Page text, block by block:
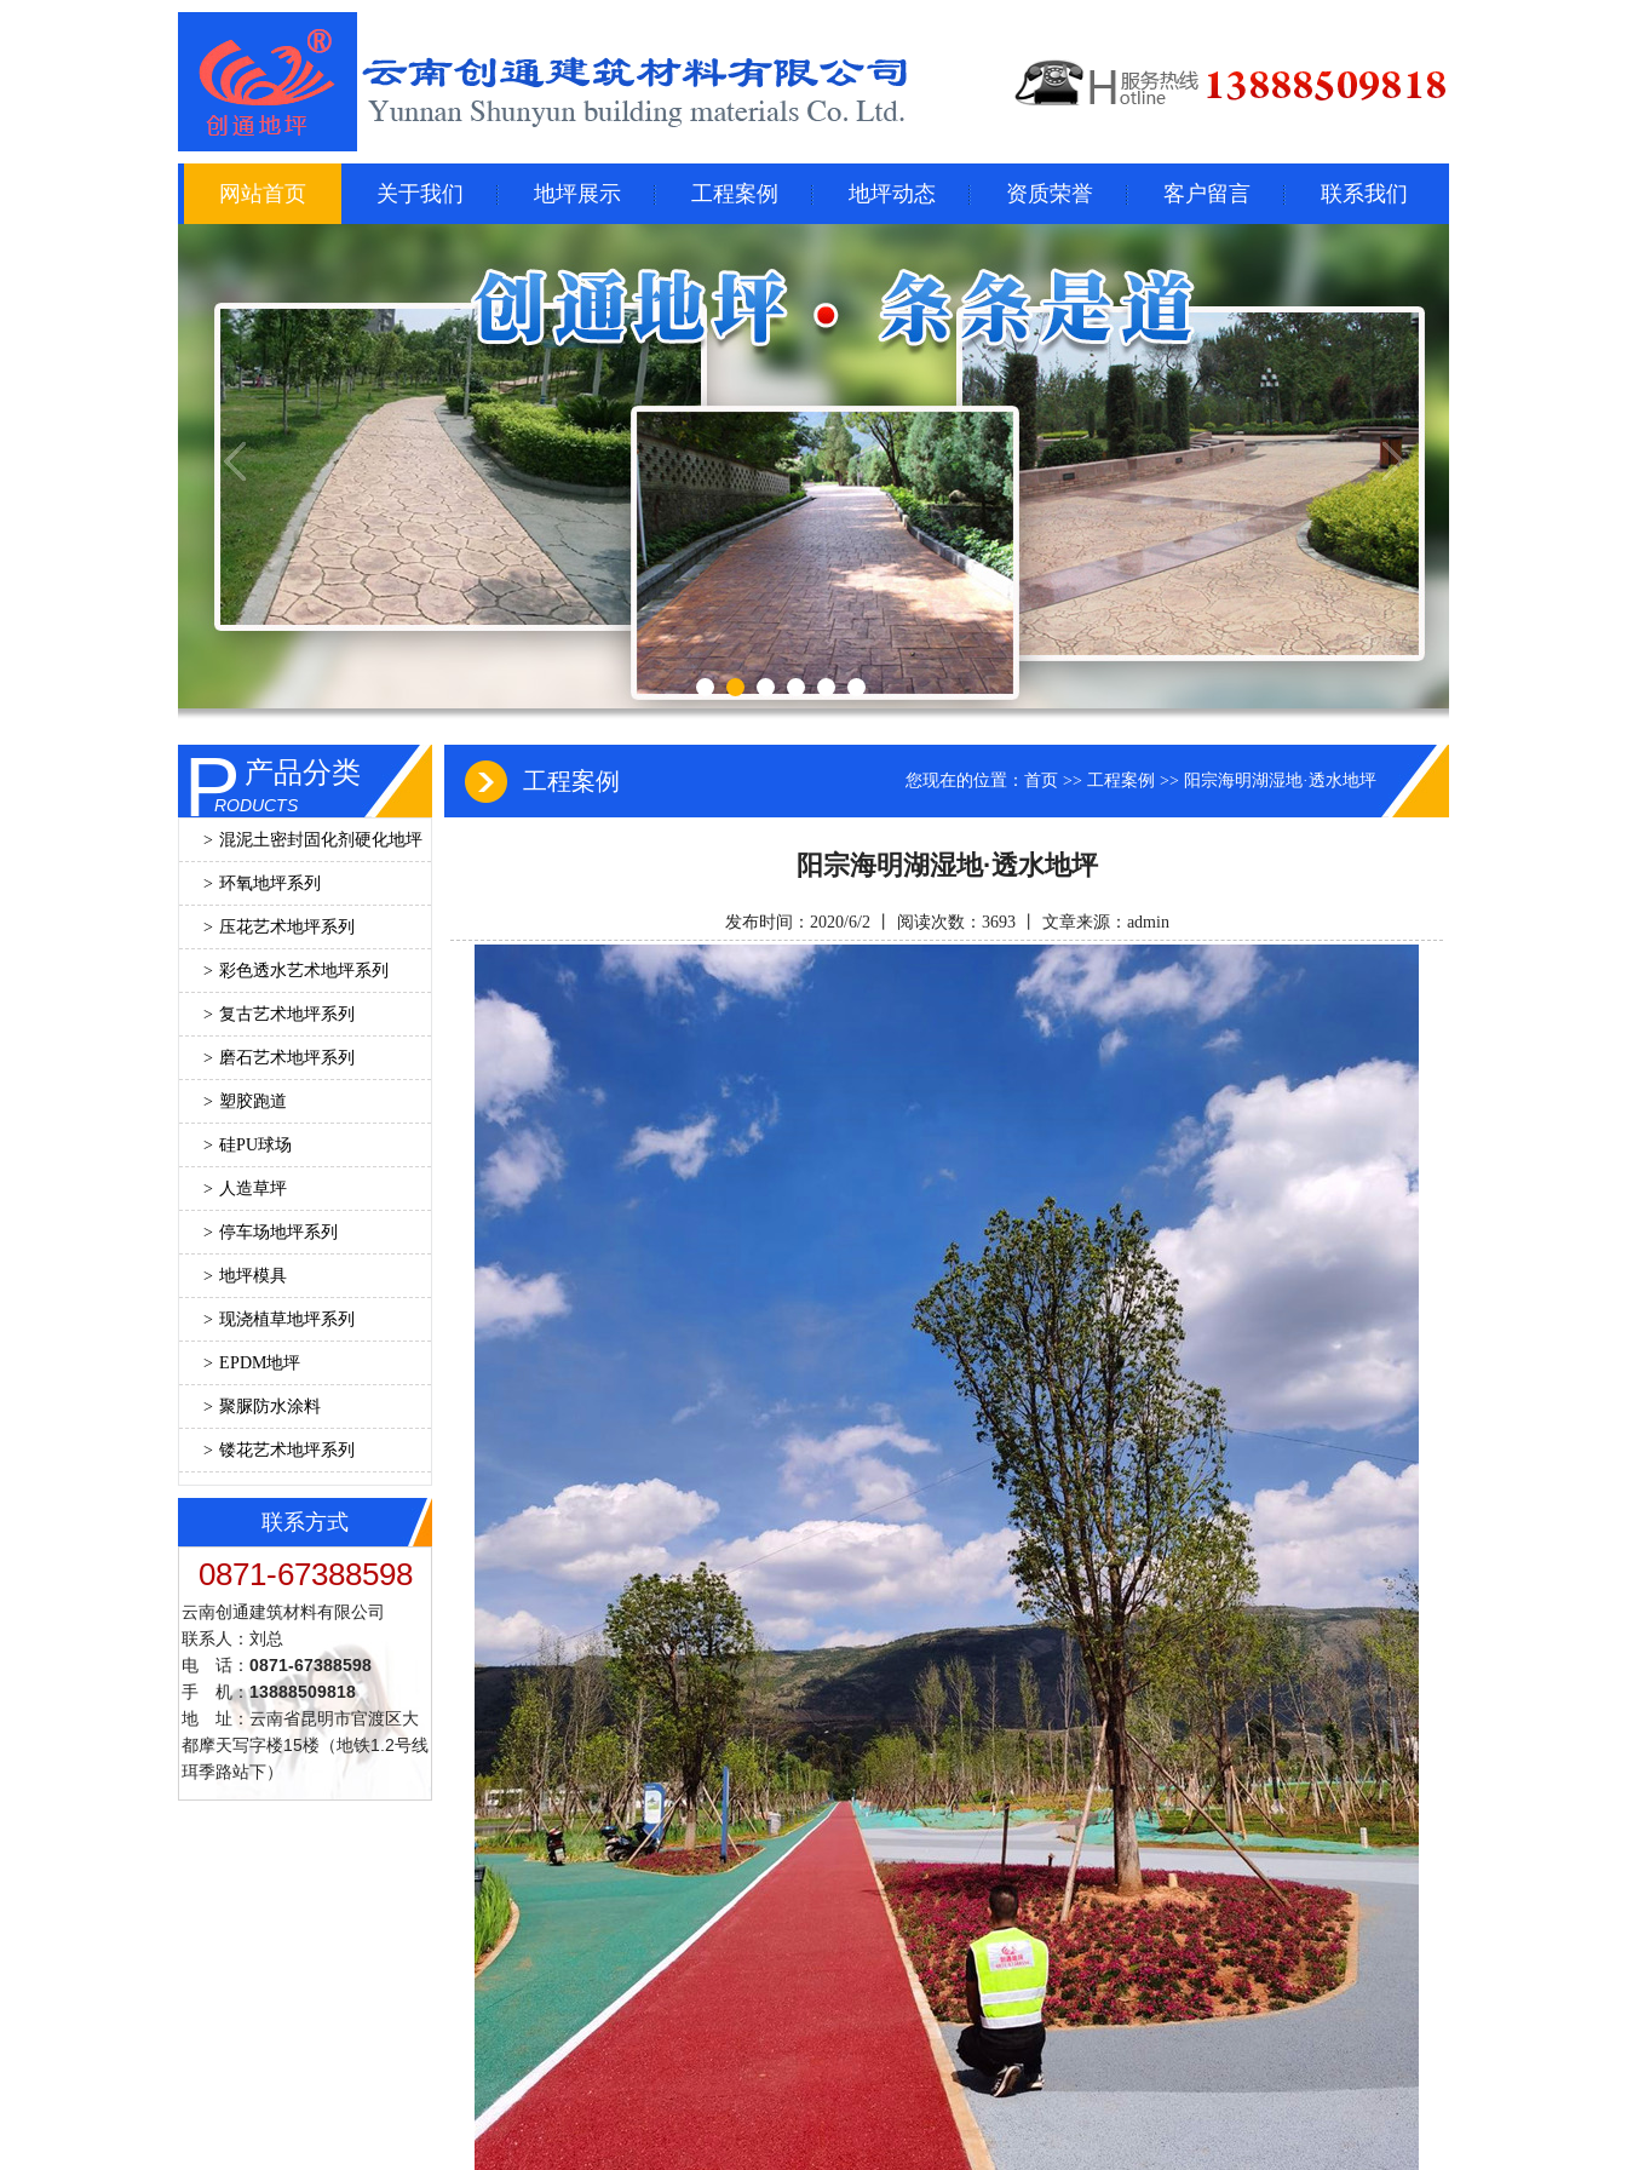
网站首页 关于我们 地坪展示 工程案例 地坪动态 资质荣誉 客户留言 联系我们
P产品分类
RODUCTS
> 混泥土密封固化剂硬化地坪
> 环氧地坪系列
> 压花艺术地坪系列
> 彩色透水艺术地坪系列
> 复古艺术地坪系列
> 磨石艺术地坪系列
> 塑胶跑道
> 硅PU球场
> 人造草坪
> 停车场地坪系列
> 地坪模具
> 现浇植草地坪系列
> EPDM地坪
> 聚脲防水涂料
> 镂花艺术地坪系列
联系方式
0871-67388598
云南创通建筑材料有限公司
联系人：刘总
电 话： 0871-67388598
手 机：13888509818
地 址：云南省昆明市官渡区大
都摩天写字楼15楼（地铁1.2号线
珥季路站下）
您现在的位置： 首页 >> 工程案例 >> 阳宗海明湖湿地·透水地坪
工程案例
阳宗海明湖湿地·透水地坪
发布时间：2020/6/2 丨 阅读次数：3693 丨 文章来源：admin